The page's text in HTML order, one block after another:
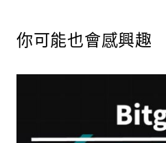
你可能也會感興趣